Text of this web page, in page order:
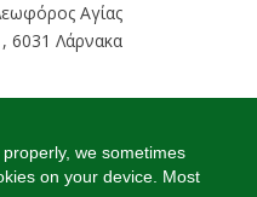
Αγίας
6031 Λάρνακα
larnaka@cyprusgreens.
we sometimes
on your device. Most